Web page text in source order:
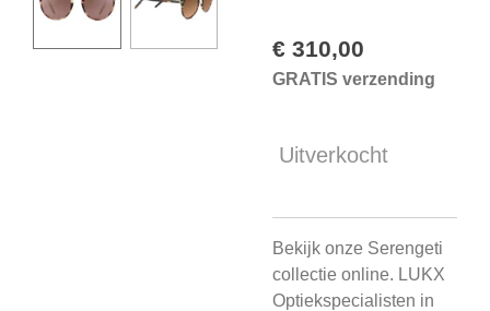
€ 310,00
GRATIS verzending
Uitverkocht
Bekijk onze Serengeti
collectie online. LUKX
Optiekspecialisten in